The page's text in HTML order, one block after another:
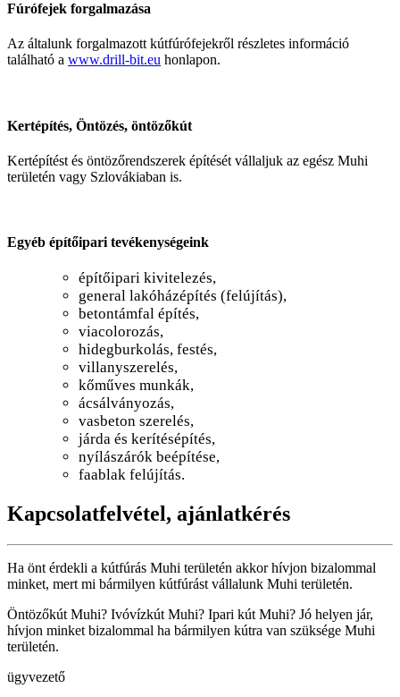
Fúrófejek forgalmazása
Az általunk forgalmazott kútfúrófejekről részletes információ
található a www.drill-bit.eu honlapon.
Kertépítés, Öntözés, öntözőkút
Kertépítést és öntözőrendszerek építését vállaljuk az egész Muhi
területén vagy Szlovákiaban is.
Egyéb építőipari tevékenységeink
építőipari kivitelezés,
general lakóházépítés (felújítás),
betontámfal építés,
viacolorozás,
hidegburkolás, festés,
villanyszerelés,
kőműves munkák,
ácsálványozás,
vasbeton szerelés,
járda és kerítésépítés,
nyílászárók beépítése,
faablak felújítás.
Kapcsolatfelvétel, ajánlatkérés
Ha önt érdekli a kútfúrás Muhi területén akkor hívjon bizalommal
minket, mert mi bármilyen kútfúrást vállalunk Muhi területén.
Öntözőkút Muhi? Ivóvízkút Muhi? Ipari kút Muhi? Jó helyen jár,
hívjon minket bizalommal ha bármilyen kútra van szüksége Muhi
területén.
ügyvezető